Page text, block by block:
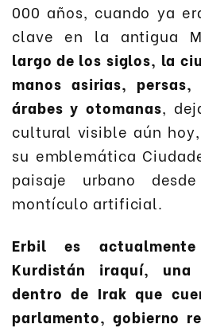
000 años, cuando ya
clave en la antigua
largo de los siglos, la
manos asirias, persas,
árabes y otomanas,
cultural visible aún
su emblemática
paisaje urbano
montículo artificial.
Erbil es
Kurdistán iraquí, una
dentro de Irak que
parlamento, gobierno